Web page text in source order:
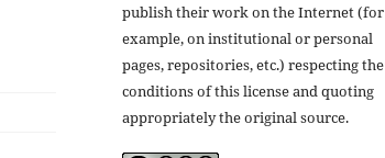
publish their work on the Internet (for
example, on institutional or personal
pages, repositories, etc.) respecting the
conditions of this license and quoting
appropriately the original source.